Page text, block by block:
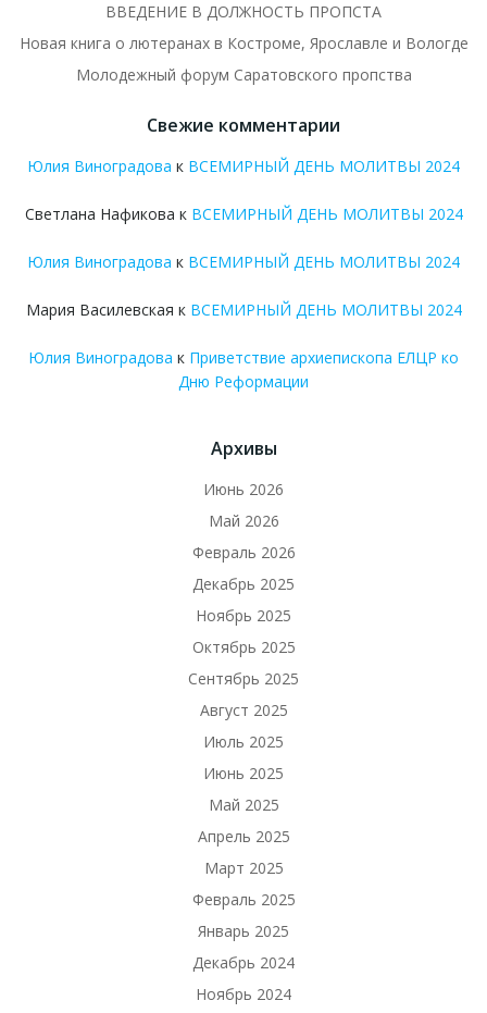
ВВЕДЕНИЕ В ДОЛЖНОСТЬ ПРОПСТА
Новая книга о лютеранах в Костроме, Ярославле и Вологде
Молодежный форум Саратовского пропства
Свежие комментарии
Юлия Виноградова к ВСЕМИРНЫЙ ДЕНЬ МОЛИТВЫ 2024
Светлана Нафикова к ВСЕМИРНЫЙ ДЕНЬ МОЛИТВЫ 2024
Юлия Виноградова к ВСЕМИРНЫЙ ДЕНЬ МОЛИТВЫ 2024
Мария Василевская к ВСЕМИРНЫЙ ДЕНЬ МОЛИТВЫ 2024
Юлия Виноградова к Приветствие архиепископа ЕЛЦР ко
Дню Реформации
Архивы
Июнь 2026
Май 2026
Февраль 2026
Декабрь 2025
Ноябрь 2025
Октябрь 2025
Сентябрь 2025
Август 2025
Июль 2025
Июнь 2025
Май 2025
Апрель 2025
Март 2025
Февраль 2025
Январь 2025
Декабрь 2024
Ноябрь 2024